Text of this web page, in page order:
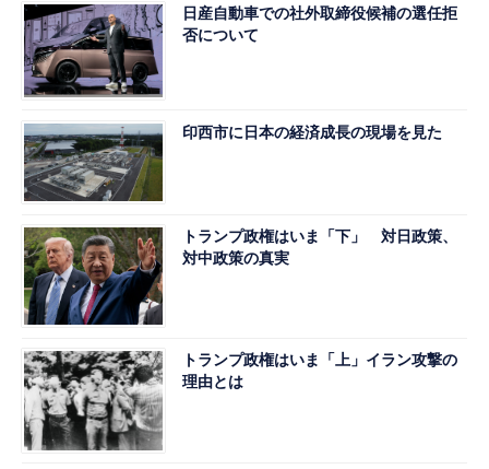
日産自動車での社外取締役候補の選任拒
否について
印西市に日本の経済成長の現場を見た
トランプ政権はいま「下」 対日政策、
対中政策の真実
トランプ政権はいま「上」イラン攻撃の
理由とは